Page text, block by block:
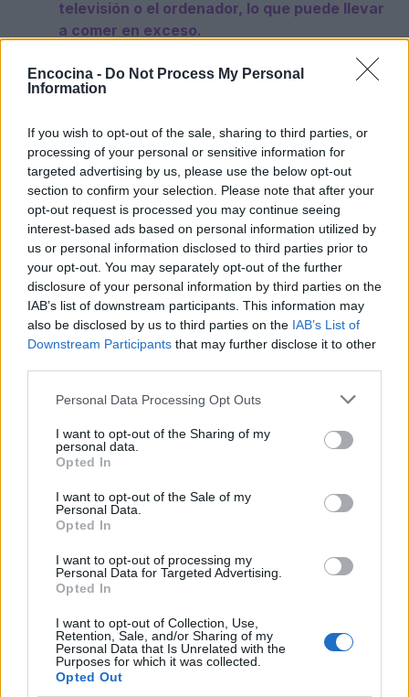
Encocina - Do Not Process My Personal
Information
If you wish to opt-out of the sale, sharing to third parties, or
processing of your personal or sensitive information for
targeted advertising by us, please use the below opt-out
section to confirm your selection. Please note that after your
opt-out request is processed you may continue seeing
interest-based ads based on personal information utilized by
us or personal information disclosed to third parties prior to
your opt-out. You may separately opt-out of the further
disclosure of your personal information by third parties on the
IAB’s list of downstream participants. This information may
also be disclosed by us to third parties on the IAB’s List of
Downstream Participants that may further disclose it to other
Please note that this website/app uses one or more Google
not limited to your visit or usage behaviour. You may click to
grant or deny consent to Google and its third-party tags to
use your data for below specified purposes in below Google
consent section.
Personal Data Processing Opt Outs
I want to opt-out of the Sharing of my
personal data.
Opted In
I want to opt-out of the Sale of my
Personal Data.
Opted In
I want to opt-out of processing my
Personal Data for Targeted Advertising.
Opted In
I want to opt-out of Collection, Use,
Retention, Sale, and/or Sharing of my
Personal Data that Is Unrelated with the
Purposes for which it was collected.
Opted Out
televisión o el ordenador, lo que puede llevar
a comer en exceso.
Además, puedes realizarswaps realistas
en tu
fritas por bastones de zanahoria y apio con
hummus, o elige agua o infusiones en lugar de
refrescos azucarados. Estos pequeños cambios
pueden tener un gran impacto en tu salud a
largo plazo.
Mejorar tu dieta no tiene por qué ser un proceso
complicado ni obsesivo. Con estrategias
prácticas comocompras inteligentesla creación
deplatos equilibradosy la modificación de
entornos favorablespuedes adoptar hábitos
alimentarios saludables de manera sostenible.
Recuerda que la clave está en la consistencia y
en hacer cambios graduales que se adapten a tu
lograrás una alimentación equilibrada sin caer
en el perfeccionismo.
Lucía Fernández
Lucía Fernández cubre la escena
gastronómica española y